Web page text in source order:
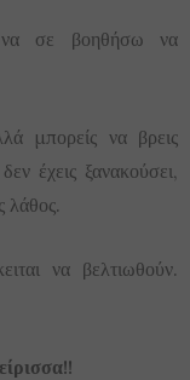
να σε βοηθήσω να
μπορείς να βρεις
έχεις ξανακούσει,
λάθος.
να βελτιωθούν.